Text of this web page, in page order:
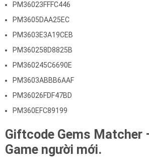
PM36023FFFC446
PM3605DAA25EC
PM3603E3A19CEB
PM360258D8825B
PM360245C6690E
PM3603ABBB6AAF
PM36026FDF47BD
PM360EFC89199
Giftcode Gems Matcher
Game người mới.